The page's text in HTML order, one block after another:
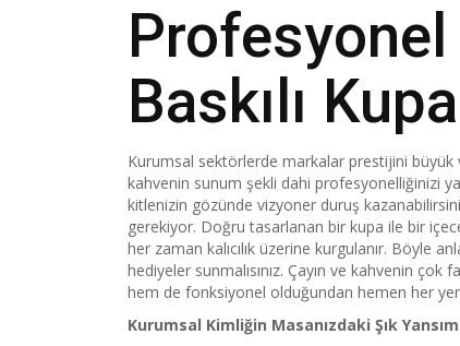
Baskılı
Kurumsal sektörlerde markalar prestijini büyük
kahvenin sunum şekli dahi profesyonelliğinizi
kitlenizin gözünde vizyoner duruş
gerekiyor. Doğru tasarlanan bir kupa ile bir
her zaman kalıcılık üzerine kurgulanır. Böyle
hediyeler sunmalısınız. Çayın ve kahvenin
hem de fonksiyonel olduğundan hemen her
Kurumsal Kimliğin Masanızdaki Şık